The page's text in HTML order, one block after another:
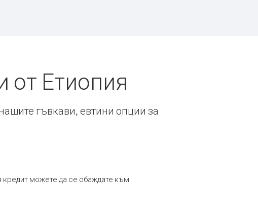
от Етиопия
гъвкави, евтини опции за
кредит можете да се обаждате към